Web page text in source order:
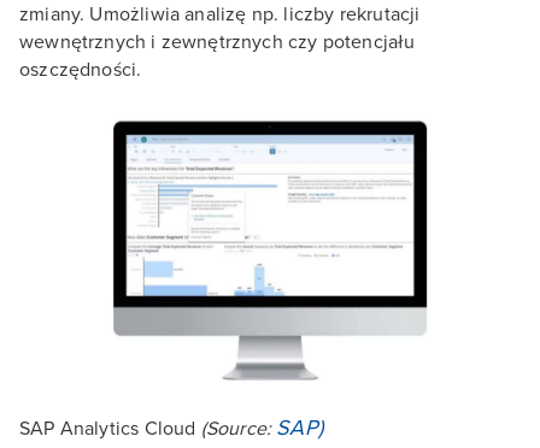
zmiany. Umożliwia analizę np. liczby rekrutacji
wewnętrznych i zewnętrznych czy potencjału
oszczędności.
SAP Analytics Cloud (Source: SAP)